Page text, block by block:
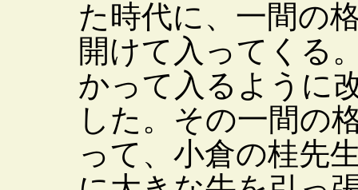
た時代に、一間の
開けて入ってくる
かって入るように
した。その一間の
って、小倉の桂先